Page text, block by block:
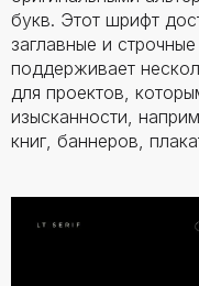
букв. Этот шрифт
заглавные и
поддерживает
для проектов,
изысканности,
книг, баннеров,